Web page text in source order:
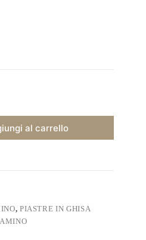
al carrello
, PIASTRE IN GHISA